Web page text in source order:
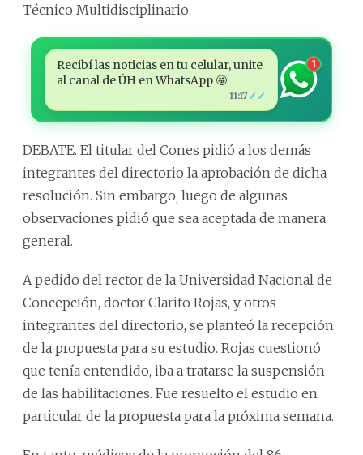
Técnico Multidisciplinario.
Recibí las noticias en tu celular, unite
al canal de ÚH en WhatsApp 🤩
11:17 ✓✓
1
DEBATE. El titular del Cones pidió a los demás
integrantes del directorio la aprobación de dicha
resolución. Sin embargo, luego de algunas
observaciones pidió que sea aceptada de manera
general.
A pedido del rector de la Universidad Nacional de
Concepción, doctor Clarito Rojas, y otros
integrantes del directorio, se planteó la recepción
de la propuesta para su estudio. Rojas cuestionó
que tenía entendido, iba a tratarse la suspensión
de las habilitaciones. Fue resuelto el estudio en
particular de la propuesta para la próxima semana.